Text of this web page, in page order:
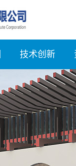
技术创新